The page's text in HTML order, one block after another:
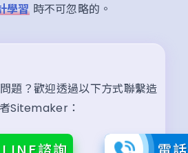
學習 時不可忽略的。
題？歡迎透過以下方式聯繫造
Sitemaker：